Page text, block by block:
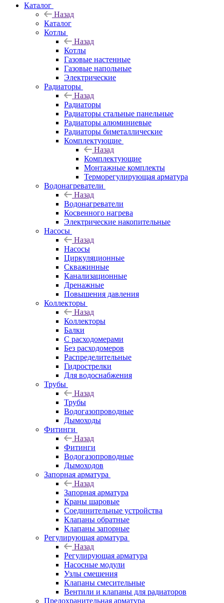
Каталог
Назад
Каталог
Котлы
Назад
Котлы
Газовые настенные
Газовые напольные
Электрические
Радиаторы
Назад
Радиаторы
Радиаторы стальные панельные
Радиаторы алюминиевые
Радиаторы биметаллические
Комплектующие
Назад
Комплектующие
Монтажные комплекты
Терморегулирующая арматура
Водонагреватели
Назад
Водонагреватели
Косвенного нагрева
Электрические накопительные
Насосы
Назад
Насосы
Циркуляционные
Скважинные
Канализационные
Дренажные
Повышения давления
Коллекторы
Назад
Коллекторы
Балки
С расходомерами
Без расходомеров
Распределительные
Гидрострелки
Для водоснабжения
Трубы
Назад
Трубы
Водогазопроводные
Дымоходы
Фитинги
Назад
Фитинги
Водогазопроводные
Дымоходов
Запорная арматура
Назад
Запорная арматура
Краны шаровые
Соединительные устройства
Клапаны обратные
Клапаны запорные
Регулирующая арматура
Назад
Регулирующая арматура
Насосные модули
Узлы смешения
Клапаны смесительные
Вентили и клапаны для радиаторов
Предохранительная арматура